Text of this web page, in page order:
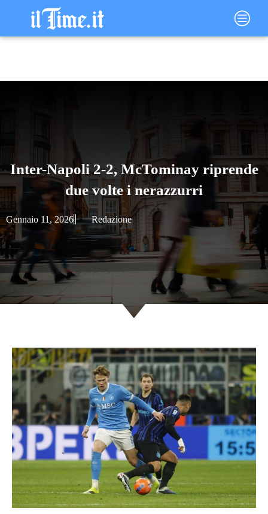
contenuto
Main
Menu
Inter-Napoli 2-2, McTominay riprende
due volte i nerazzurri
Gennaio 11, 2026 Redazione